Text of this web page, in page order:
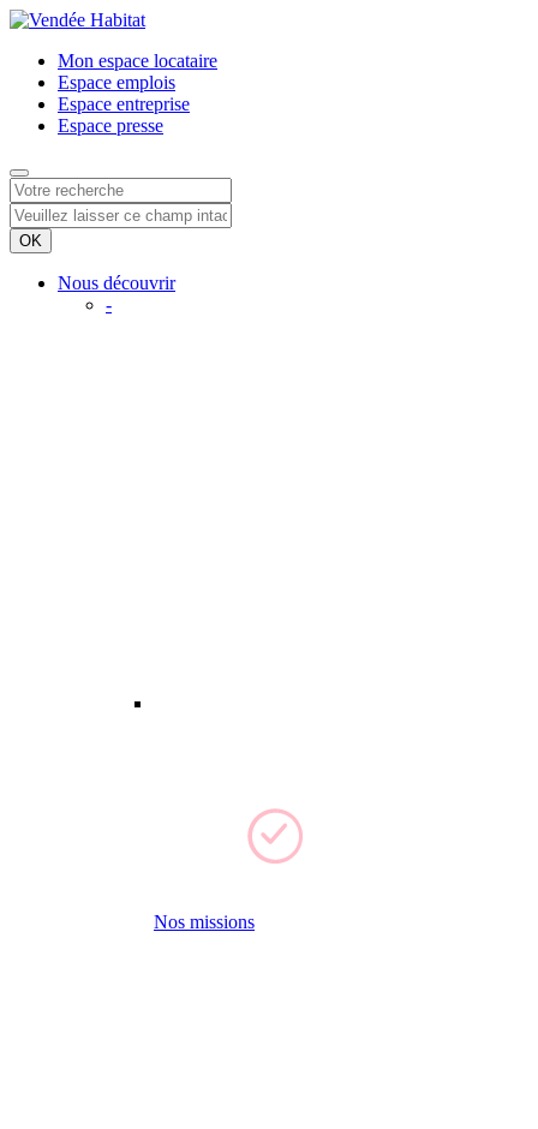
Mon espace locataire
Espace emplois
Espace entreprise
Espace presse
Nous découvrir
-
Nos missions